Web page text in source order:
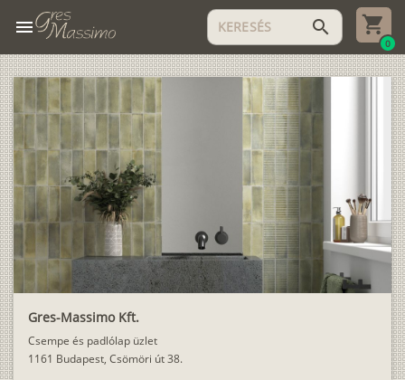
menu search
0
Gres-Massimo Kft.
Csempe és padlólap üzlet
1161 Budapest, Csömöri út 38.